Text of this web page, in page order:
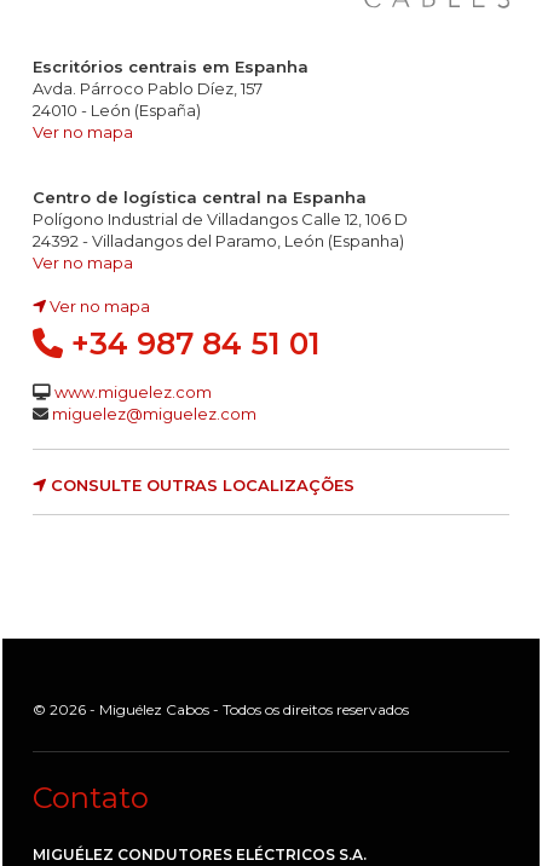
Escritórios centrais em Espanha
Avda. Párroco Pablo Díez, 157
24010 - León (España)
Ver no mapa
Centro de logística central na Espanha
Polígono Industrial de Villadangos Calle 12, 106 D
24392 - Villadangos del Paramo, León (Espanha)
Ver no mapa
Ver no mapa
+34 987 84 51 01
www.miguelez.com
miguelez@miguelez.com
CONSULTE OUTRAS LOCALIZAÇÕES
© 2026 - Miguélez Cabos - Todos os direitos reservados
Contato
MIGUÉLEZ CONDUTORES ELÉCTRICOS S.A.